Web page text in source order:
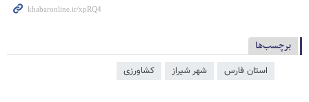
برچسب‌ها
استان فارس شهر شیراز کشاورزی